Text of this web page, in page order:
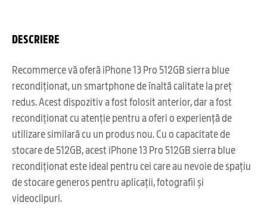
DESCRIERE
Recommerce vă oferă iPhone 13 Pro 512GB sierra blue
recondiționat, un smartphone de înaltă calitate la preț
redus. Acest dispozitiv a fost folosit anterior, dar a fost
recondiționat cu atenție pentru a oferi o experiență de
utilizare similară cu un produs nou. Cu o capacitate de
stocare de 512GB, acest iPhone 13 Pro 512GB sierra blue
recondiționat este ideal pentru cei care au nevoie de spațiu
de stocare generos pentru aplicații, fotografii și
videoclipuri.